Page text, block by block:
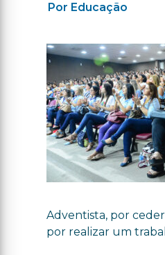
Por Educação
Adventista, por
por realizar um